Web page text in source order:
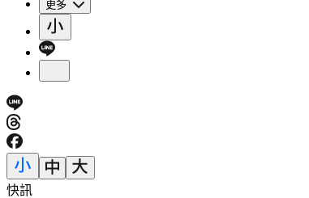
更多
快訊